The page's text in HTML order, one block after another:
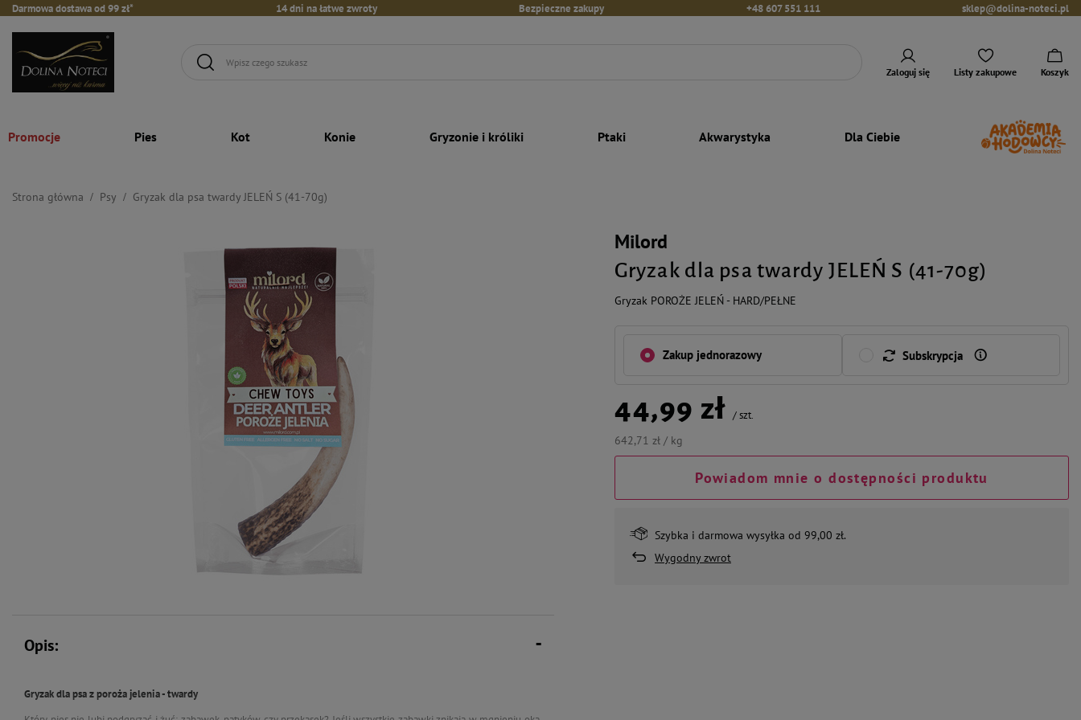
Darmowa dostawa od 99 zł* 14 dni na łatwe zwroty Bezpieczne zakupy +48 607 551 111 sklep@dolina-noteci.pl
Zaloguj się Listy zakupowe Koszyk
Promocje Pies Kot Konie Gryzonie i króliki Ptaki Akwarystyka Dla Ciebie
Strona główna Psy Gryzak dla psa twardy JELEŃ S (41-70g)
Milord
Gryzak dla psa twardy JELEŃ S (41-70g)
Gryzak POROŻE JELEŃ - HARD/PEŁNE
Zakup jednorazowy Subskrypcja
44,99 zł /szt.
642,71 zł / kg
Powiadom mnie o dostępności produktu
Szybka i darmowa wysyłka od 99,00 zł.
Wygodny zwrot
Opis:
Gryzak dla psa z poroża jelenia - twardy